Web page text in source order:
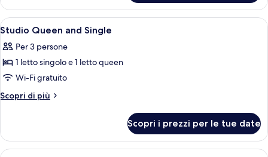
familiare
(Premier)
Apri
tutte
le
foto
per
Studio
Single
Una camera d'albergo con un letto,
6
Studio Queen and Single
Per 3 persone
1 letto singolo e 1 letto queen
Wi-Fi gratuito
Scopri di più
Altri
Queen
and
Scopri i prezzi per le tue date
Minibar, una cassaforte in camera,